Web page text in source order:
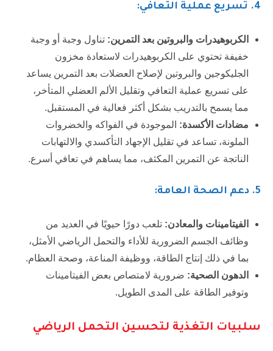
4. تسريع عملية التعافي:
الكربوهيدرات والبروتين بعد التمرين: تناول وجبة أو وجبة
خفيفة تحتوي على الكربوهيدرات لاستعادة مخزون
الجليكوجين والبروتين لإصلاح العضلات بعد التمرين يساعد
على تسريع عملية التعافي وتقليل الألم العضلي المتأخر،
مما يسمح بالتدريب بشكل أكثر فعالية في المستقبل.
مضادات الأكسدة: الموجودة في الفواكه والخضروات
الملونة، تساعد في تقليل الإجهاد التأكسدي والالتهابات
الناتجة عن التمرين المكثف، مما يساهم في تعافي أسرع.
5. دعم الصحة العامة:
الفيتامينات والمعادن: تلعب دورًا حيويًا في العديد من
وظائف الجسم الضرورية للأداء والتحمل الرياضي الأمثل،
بما في ذلك إنتاج الطاقة، ووظيفة المناعة، وصحة العظام.
الدهون الصحية: ضرورية لامتصاص بعض الفيتامينات
وتوفير الطاقة على المدى الطويل.
سلبيات التغذية لتحسين التحمل الرياضي